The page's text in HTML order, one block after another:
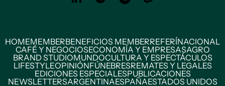
HOMEMEMBERBENEFICIOS MEMBERREFERÍNACIONAL
CAFÉ Y NEGOCIOSECONOMÍA Y EMPRESASAGRO
BRAND STUDIOMUNDOCULTURA Y ESPECTÁCULOS
LIFESTYLEOPINIÓNFÚNEBRESREMATES Y LEGALES
EDICIONES ESPECIALESPUBLICACIONES
NEWSLETTERSARGENTINAESPAÑAESTADOS UNIDOS